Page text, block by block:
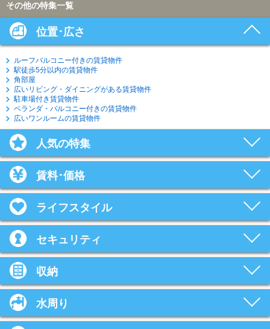
その他の特集一覧
位置･広さ
ルーフバルコニー付きの賃貸物件
駅徒歩5分以内の賃貸物件
角部屋
広いリビング・ダイニングがある賃貸物件
駐車場付き賃貸物件
ベランダ・バルコニー付きの賃貸物件
広いワンルームの賃貸物件
人気の特集
賃料･価格
ライフスタイル
セキュリティ
収納
水周り